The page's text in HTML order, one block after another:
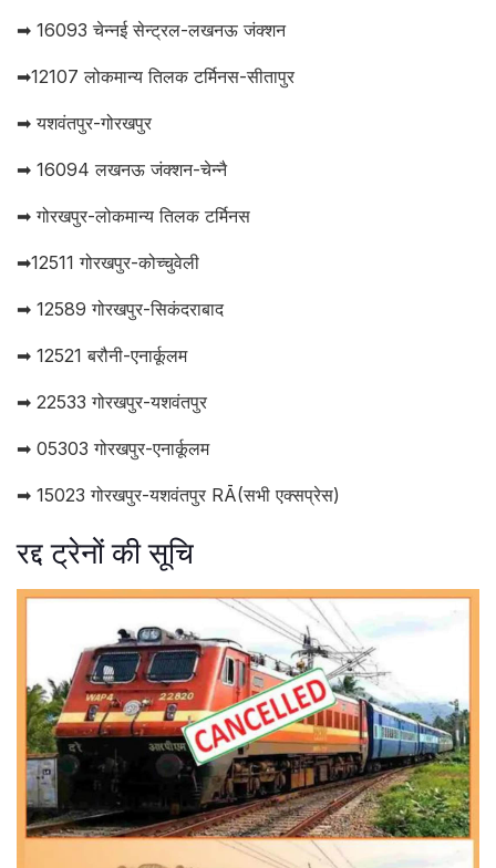
➡ 16093 चेन्नई सेन्ट्रल-लखनऊ जंक्शन
➡12107 लोकमान्य तिलक टर्मिनस-सीतापुर
➡ यशवंतपुर-गोरखपुर
➡ 16094 लखनऊ जंक्शन-चेन्नै
➡ गोरखपुर-लोकमान्य तिलक टर्मिनस
➡12511 गोरखपुर-कोच्चुवेली
➡ 12589 गोरखपुर-सिकंदराबाद
➡ 12521 बरौनी-एनार्कूलम
➡ 22533 गोरखपुर-यशवंतपुर
➡ 05303 गोरखपुर-एनार्कूलम
➡ 15023 गोरखपुर-यशवंतपुर RĀ(सभी एक्सप्रेस)
रद्द ट्रेनों की सूचि